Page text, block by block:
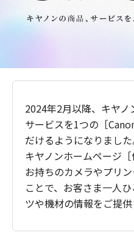
2024年2月以降、キヤ
サービスを1つの［
だけるようになりました
キヤノンホームページ
お持ちのカメラやプリ
ことで、お客さま一人
ツや機材の情報をご提供